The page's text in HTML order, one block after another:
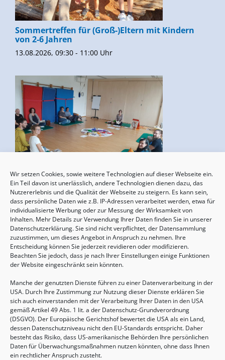
Wir setzen Cookies, sowie weitere Technologien auf dieser Webseite ein.
Ein Teil davon ist unerlässlich, andere Technologien dienen dazu, das
Nutzererlebnis und die Qualität der Webseite zu steigern. Es kann sein,
dass persönliche Daten wie z.B. IP-Adressen verarbeitet werden, etwa für
individualisierte Werbung oder zur Messung der Wirksamkeit von
Inhalten. Mehr Details zur Verwendung Ihrer Daten finden Sie in unserer
Datenschutzerklärung. Sie sind nicht verpflichtet, der Datensammlung
zuzustimmen, um dieses Angebot in Anspruch zu nehmen. Ihre
Entscheidung können Sie jederzeit revidieren oder modifizieren.
Beachten Sie jedoch, dass je nach Ihrer Einstellungen einige Funktionen
der Website eingeschränkt sein könnten.
Manche der genutzten Dienste führen zu einer Datenverarbeitung in der
USA. Durch Ihre Zustimmung zur Nutzung dieser Dienste erklären Sie
sich auch einverstanden mit der Verarbeitung Ihrer Daten in den USA
gemäß Artikel 49 Abs. 1 lit. a der Datenschutz-Grundverordnung
(DSGVO). Der Europäische Gerichtshof bewertet die USA als ein Land,
dessen Datenschutzniveau nicht den EU-Standards entspricht. Daher
besteht das Risiko, dass US-amerikanische Behörden Ihre persönlichen
Daten für Überwachungsmaßnahmen nutzen könnten, ohne dass Ihnen
ein rechtlicher Anspruch zusteht.
Sommertreffen für (Groß-)Eltern mit Kindern
von 2-6 Jahren
13.08.2026, 09:30 - 11:00 Uhr
Geburtsvorbereitung
15.08.2026, 10:00 - 17:00 Uhr
Sommertreffen für (Groß-)Eltern mit Kindern
von 2-6 Jahren
20.08.2026, 09:30 - 11:00 Uhr